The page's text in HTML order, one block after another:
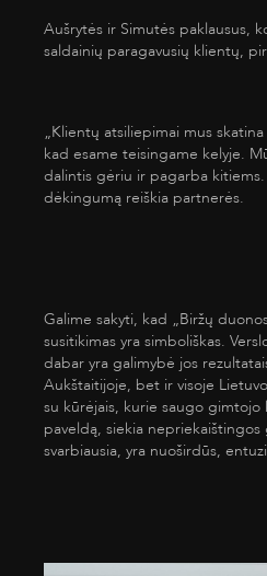
Aušrytės ir Simutės paklausus,
saldainių paragavusių klientų,
„Klientų atsiliepimai mus
kad esame teisingame kelyje.
dalintis gėriu ir pagarba kitiems.
dėkingumą reiškia partnerės.
Galime sakyti, kad „Biržų
susitikimas yra simboliškas.
dabar yra galimybė jos
Aukštaitijoje, bet ir visoje
su kūrėjais, kurie saugo gimtojo
paveldą, siekia nepriekaištingos
svarbiausia, yra nuoširdūs,